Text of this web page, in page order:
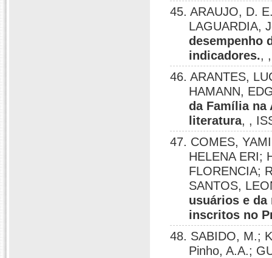
45. ARAUJO, D.
LAGUARDIA,
desempenho
indicadores.,
46. ARANTES,
HAMANN,
da Família na
literatura, ,
47. COMES,
HELENA ERI;
FLORENCIA;
SANTOS,
usuários e
inscritos no
48. SABIDO, M.;
Pinho, A.A.;